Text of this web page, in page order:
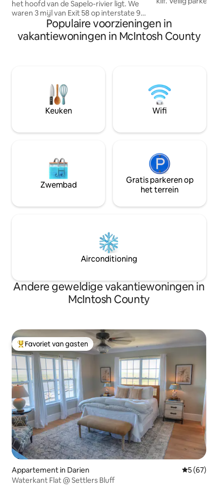
het hoofd van de Sapelo-rivier ligt. We
waren 3 mijl van Exit 58 op interstate 95
in Townsend Georgia en zijn een
perfecte tussenstop voor reizigers die
van en naar Florida gaan. We zijn
kunt aankomen wanneer je hier bent,
zelfs 1 uur 's nachts. De host is in de
buurt en we hebben genoeg
parkeergelegenheid voor die
een boek, vis, kijk
hangmat of doe wat
bezoek
Island en 40 naar
Dichtbij I-95 & Hwy 17. (Een
huisdiervrij huisje)
Populaire voorzieningen in
vakantiewoningen in McIntosh County
Keuken Wifi
Zwembad
Gratis parkeren op
het terrein
Airconditioning
Andere geweldige vakantiewoningen in
McIntosh County
Topfavoriet van gasten
Favoriet van gasten
Appartement in Darien
5 (67)
Waterkant Flat @ Settlers Bluff